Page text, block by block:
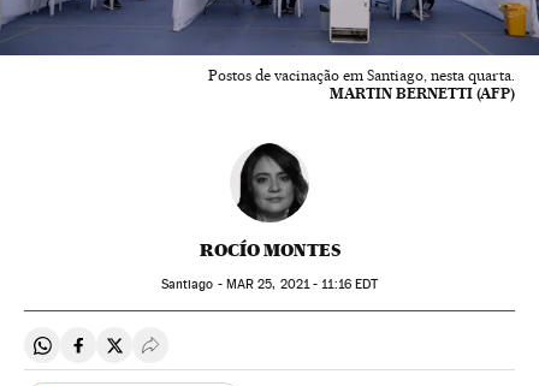
Postos de vacinação em Santiago, nesta quarta.
MARTIN BERNETTI (AFP)
ROCÍO MONTES
Santiago - MAR 25, 2021 - 11:16EDT
Compartir en Whatsapp
Compartir en Facebook
Compartir en Twitter
Desplegar Redes Sociales